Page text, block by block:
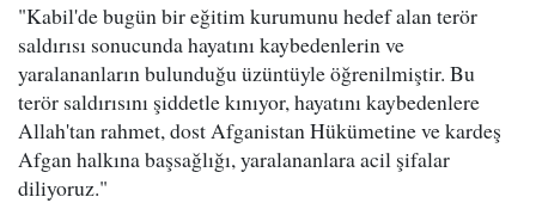
"Kabil'de bugün bir eğitim kurumunu hedef alan terör
saldırısı sonucunda hayatını kaybedenlerin ve
yaralananların bulunduğu üzüntüyle öğrenilmiştir. Bu
terör saldırısını şiddetle kınıyor, hayatını kaybedenlere
Allah'tan rahmet, dost Afganistan Hükümetine ve kardeş
Afgan halkına başsağlığı, yaralananlara acil şifalar
diliyoruz."